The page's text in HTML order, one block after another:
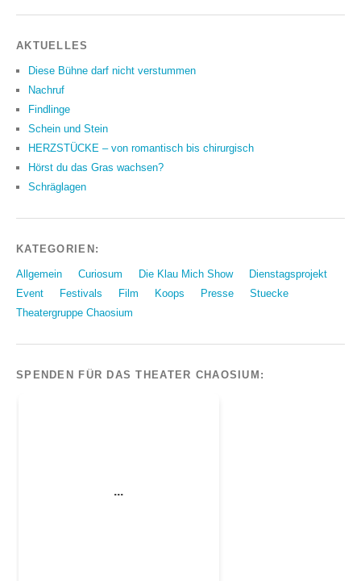
AKTUELLES
Diese Bühne darf nicht verstummen
Nachruf
Findlinge
Schein und Stein
HERZSTÜCKE – von romantisch bis chirurgisch
Hörst du das Gras wachsen?
Schräglagen
KATEGORIEN:
Allgemein Curiosum Die Klau Mich Show
Dienstagsprojekt
Event
Festivals Film Koops Presse
Stuecke
Theatergruppe Chaosium
SPENDEN FÜR DAS THEATER CHAOSIUM: